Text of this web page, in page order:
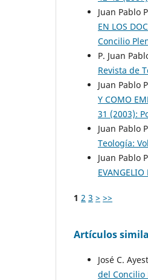
Juan Pablo
EN LOS
Concilio
P. Juan
Revista de
Juan Pablo
Y COMO
31 (2003):
Juan Pablo
Teología:
Juan Pablo
EVANGELIO
1 2 3 > >>
Artículos
José C.
del Concilio